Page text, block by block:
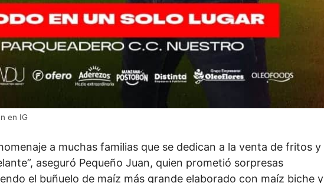
en IG
a muchas familias que se dedican a la venta de fritos y
aseguró Pequeño Juan, quien prometió sorpresas
el buñuelo de maíz más grande elaborado con maíz biche y